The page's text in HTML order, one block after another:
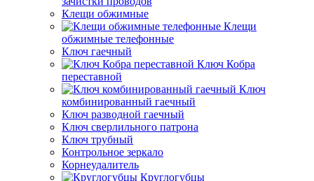
Клещи обжимные
Клещи
обжимные телефонные
Ключ гаечный
Ключ Кобра
переставной
Ключ
комбинированный гаечный
Ключ разводной гаечный
Ключ сверлильного патрона
Ключ трубный
Контрольное зеркало
Корнеудалитель
Круглогубцы